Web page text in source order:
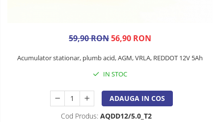
59,90 RON56,90 RON
Acumulator stationar, plumb acid, AGM, VRLA, REDDOT 12V 5Ah
IN STOC
ADAUGA IN COS
Cod Produs: AQDD12/5.0_T2